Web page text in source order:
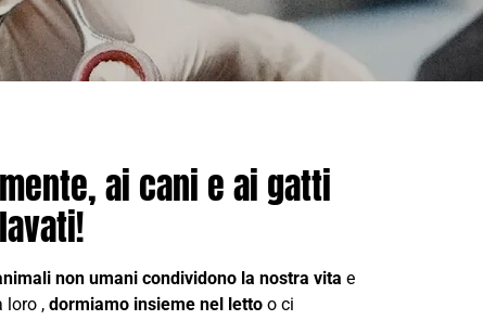
ai cani e ai gatti
non umani condividono la nostra vita e
loro , dormiamo insieme nel letto o ci